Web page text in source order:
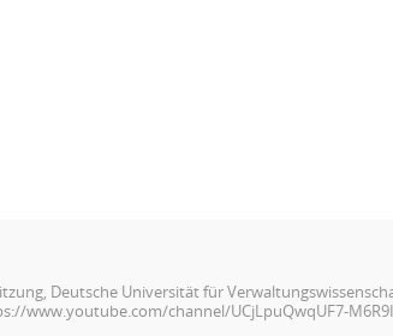
Deutsche Universität für
www.youtube.com/channel/UCjLpuQwqUF7-